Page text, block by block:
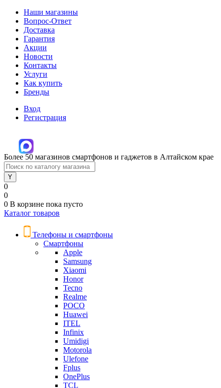
Наши магазины
Вопрос-Ответ
Доставка
Гарантия
Акции
Новости
Контакты
Услуги
Как купить
Бренды
Вход
Регистрация
Более 50 магазинов смартфонов и гаджетов в Алтайском крае
0
0
0 В корзине пока пусто
Каталог товаров
Телефоны и смартфоны
Смартфоны
Apple
Samsung
Xiaomi
Honor
Tecno
Realme
POCO
Huawei
ITEL
Infinix
Umidigi
Motorola
Ulefone
Fplus
OnePlus
TCL